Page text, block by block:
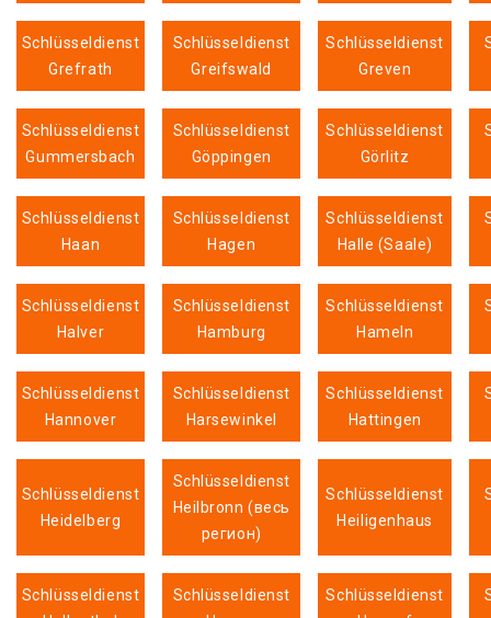
Schlüsseldienst
Grefrath
Schlüsseldienst
Greifswald
Schlüsseldienst
Greven
Schlüsseldienst
Gummersbach
Schlüsseldienst
Göppingen
Schlüsseldienst
Görlitz
Schlüsseldienst
Haan
Schlüsseldienst
Hagen
Schlüsseldienst
Halle (Saale)
Schlüsseldienst
Halver
Schlüsseldienst
Hamburg
Schlüsseldienst
Hameln
Schlüsseldienst
Hannover
Schlüsseldienst
Harsewinkel
Schlüsseldienst
Hattingen
Schlüsseldienst
Heidelberg
Schlüsseldienst
Heilbronn (весь
регион)
Schlüsseldienst
Heiligenhaus
Schlüsseldienst
Schlüsseldienst
Schlüsseldienst